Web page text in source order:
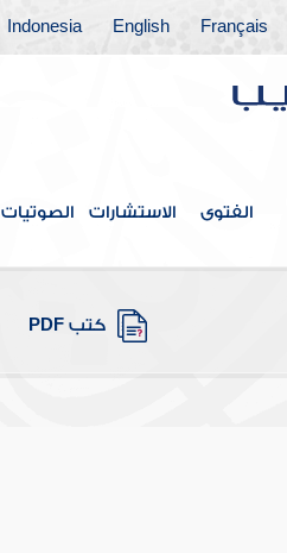
Français
English
Indonesia
الفتوى الاستشارات الصوتيات
كتب PDF